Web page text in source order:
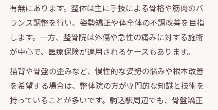
有無にあります。整体は主に手技による骨格や筋肉のバ
ランス調整を行い、姿勢矯正や体全体の不調改善を目指
します。一方、整骨院は外傷や急性の痛みに対する施術
が中心で、医療保険が適用されるケースもあります。
猫背や骨盤の歪みなど、慢性的な姿勢の悩みや根本改善
を希望する場合は、整体院の方が専門的な知識と技術を
持っていることが多いです。駒込駅周辺でも、骨盤矯正